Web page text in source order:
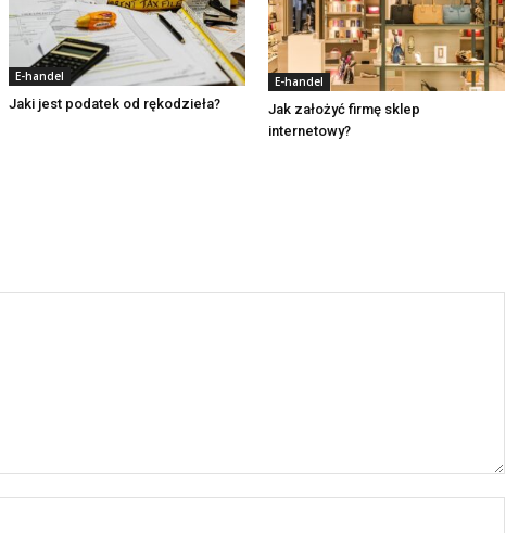
E-handel
Jaki jest podatek od rękodzieła?
E-handel
Jak założyć firmę sklep
internetowy?